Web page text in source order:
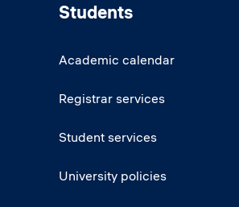
Students
Academic calendar
Registrar services
Student services
University policies